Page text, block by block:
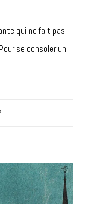
qui ne fait pas
se consoler un